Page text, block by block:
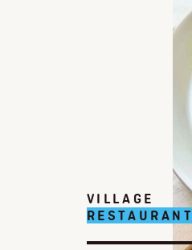
VILLAGE
RESTAURANT